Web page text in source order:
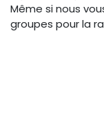
Même si nous
groupes pour la